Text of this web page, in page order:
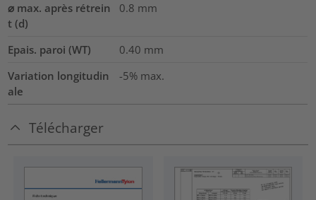
⌀ max. après rétrein
t (d)
0.8 mm
Epais. paroi (WT) 0.40 mm
Variation longitudin
ale
-5% max.
Télécharger